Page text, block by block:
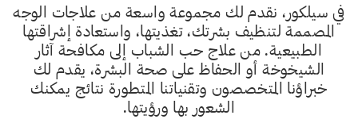
في سيلكور، نقدم لك مجموعة واسعة من علاجات الوجه
المصممة لتنظيف بشرتك، تغذيتها، واستعادة إشراقتها
الطبيعية. من علاج حب الشباب إلى مكافحة آثار
الشيخوخة أو الحفاظ على صحة البشرة، يقدم لك
خبراؤنا المتخصصون وتقنياتنا المتطورة نتائج يمكنك
الشعور بها ورؤيتها.